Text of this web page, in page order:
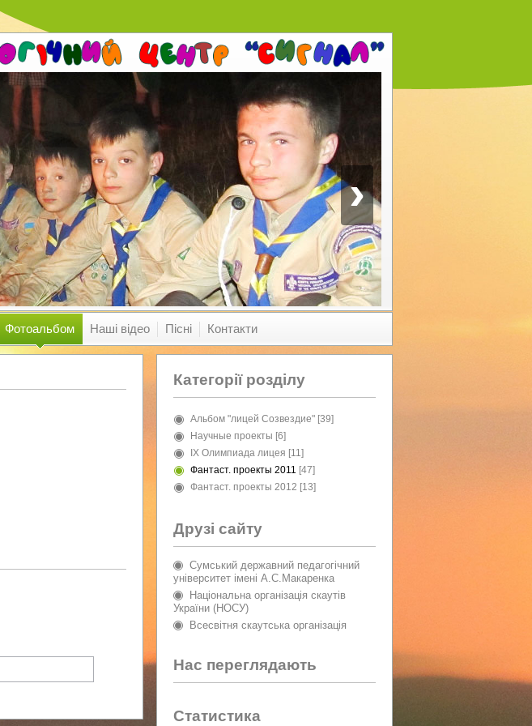
›
Фотоальбом Наші відео Пісні Контакти
Категорії розділу
Альбом "лицей Созвездие" [39]
Научные проекты [6]
IX Олимпиада лицея [11]
Фантаст. проекты 2011 [47]
Фантаст. проекты 2012 [13]
Друзі сайту
Сумський державний педагогічний
університет імені А.С.Макаренка
Національна організація скаутів
України (НОСУ)
Всесвітня скаутська організація
Нас переглядають
Статистика